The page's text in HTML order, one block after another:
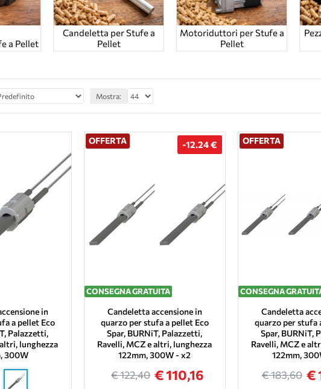
a Pellet
Candeletta per Stufe a
Pellet
Motoriduttori per Stufe a
Pellet
Mostra:
in
a pellet Eco
Palazzetti,
lunghezza
300W
OFFERTA
CONSEGNA GRATUITA
-12.24 €
Candeletta accensione in
quarzo per stufa a pellet Eco
Spar, BURNiT, Palazzetti,
Ravelli, MCZ e altri, lunghezza
122mm, 300W - x2
€ 110,16
€ 122,40
OFFERTA
CONSEGNA
Candeletta
quarzo per stufa
Spar, BURNiT,
Ravelli, MCZ e
122mm,
€
€ 183,60